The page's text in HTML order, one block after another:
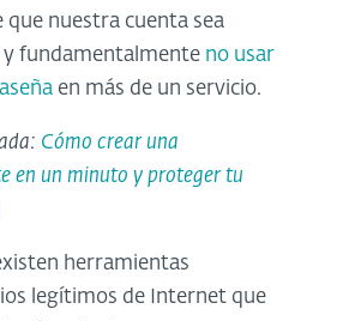
que nuestra cuenta sea
fundamentalmente no usar
en más de un servicio.
Cómo crear una
en un minuto y proteger tu
herramientas
legítimos de Internet que